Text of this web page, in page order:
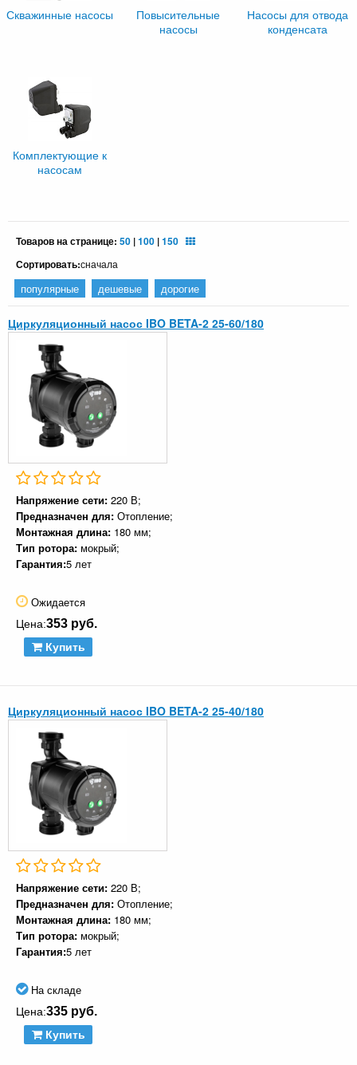
Скважинные насосы
Повысительные
насосы
Насосы для отвода
конденсата
Комплектующие к
насосам
Товаров на странице: 50 |100 |150
Сортировать:сначала
популярные дешевые дорогие
Циркуляционный насос IBO BETA-2 25-60/180
Напряжение сети: 220 В;
Предназначен для: Отопление;
Монтажная длина: 180 мм;
Тип ротора: мокрый;
Гарантия:5 лет
Ожидается
Цена:353 руб.
Купить
Циркуляционный насос IBO BETA-2 25-40/180
Напряжение сети: 220 В;
Предназначен для: Отопление;
Монтажная длина: 180 мм;
Тип ротора: мокрый;
Гарантия:5 лет
На складе
Цена:335 руб.
Купить